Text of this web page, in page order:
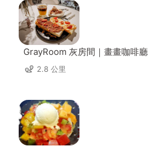
GrayRoom 灰房間｜畫畫咖啡廳
2.8 公里